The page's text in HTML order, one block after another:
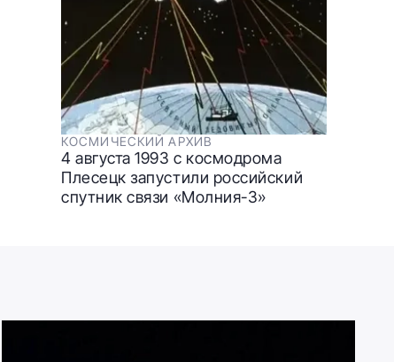
КОСМИЧЕСКИЙ АРХИВ
4 августа 1993 с космодрома
Плесецк запуcтили российский
спутник связи «Молния-3»